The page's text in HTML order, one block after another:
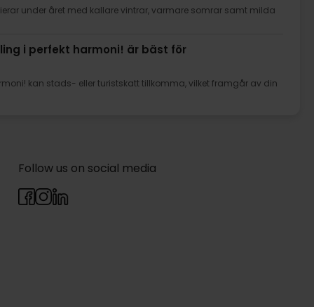
under året med kallare vintrar, varmare somrar samt milda
i perfekt harmoni! är bäst för
kan stads- eller turistskatt tillkomma, vilket framgår av din
Follow us on social media